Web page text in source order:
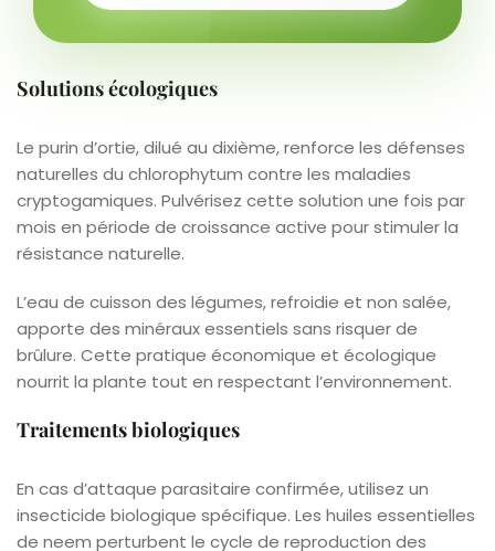
Solutions écologiques
Le purin d’ortie, dilué au dixième, renforce les défenses
naturelles du chlorophytum contre les maladies
cryptogamiques. Pulvérisez cette solution une fois par
mois en période de croissance active pour stimuler la
résistance naturelle.
L’eau de cuisson des légumes, refroidie et non salée,
apporte des minéraux essentiels sans risquer de
brûlure. Cette pratique économique et écologique
nourrit la plante tout en respectant l’environnement.
Traitements biologiques
En cas d’attaque parasitaire confirmée, utilisez un
insecticide biologique spécifique. Les huiles essentielles
de neem perturbent le cycle de reproduction des